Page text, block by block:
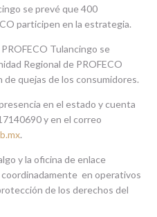
se prevé que 400
participen en la estrategia.
Tulancingo se
Regional de PROFECO
quejas de los consumidores.
en el estado y cuenta
y en el correo
.
y la oficina de enlace
en operativos
de los derechos del